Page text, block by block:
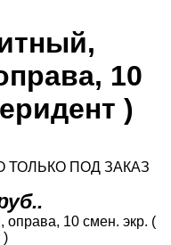
10
)
ПОД ЗАКАЗ